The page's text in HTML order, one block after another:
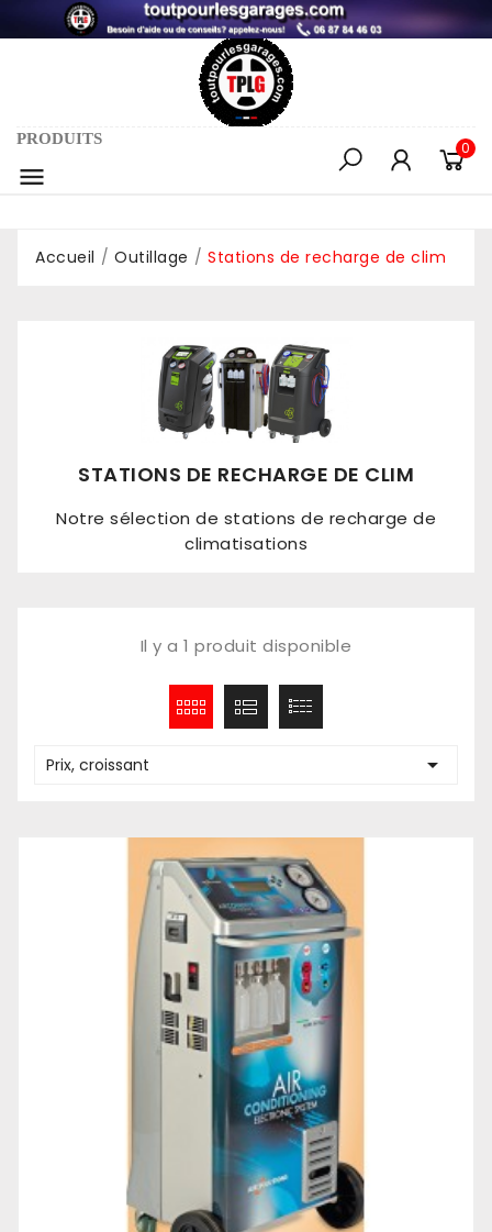
PRODUITS

0
Accueil Outillage Stations de recharge de clim
STATIONS DE RECHARGE DE CLIM
Notre sélection de stations de recharge de
climatisations
Il y a 1 produit disponible
Prix, croissant 